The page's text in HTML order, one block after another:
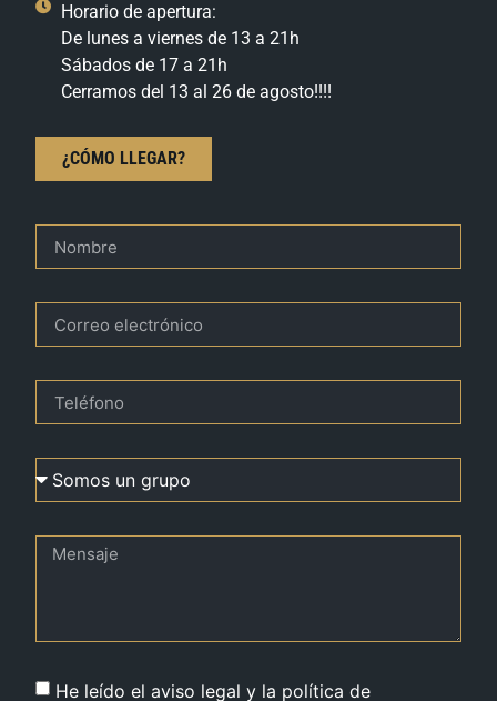
Horario de apertura:
De lunes a viernes de 13 a 21h
Sábados de 17 a 21h
Cerramos del 13 al 26 de agosto!!!!
¿CÓMO LLEGAR?
He leído el aviso legal y la política de